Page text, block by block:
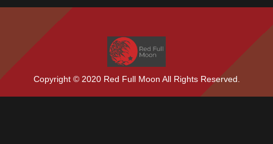
Copyright © 2020 Red Full Moon All Rights Reserved.